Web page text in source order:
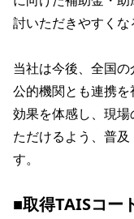
討いただきやすくな
当社は今後、全国
公的機関とも連携
効果を体感し、現
ただけるよう、普
す。
■取得TAISコー